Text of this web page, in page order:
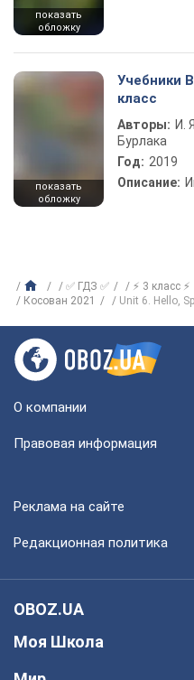
показать
обложку
показать
обложку
Учебники
класс
Авторы: И.
Бурлака
Год: 2019
Описание:
✅ ГДЗ ✅ ⚡ 3 класс ⚡
Косован 2021
Unit 6. Hello,
О компании
Правовая информация
Реклама на сайте
Редакционная политика
OBOZ.UA
Моя Школа